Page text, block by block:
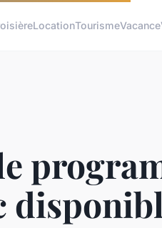
LocationTourismeVacance